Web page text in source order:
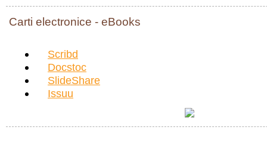
Carti electronice - eBooks
Scribd
Docstoc
SlideShare
Issuu